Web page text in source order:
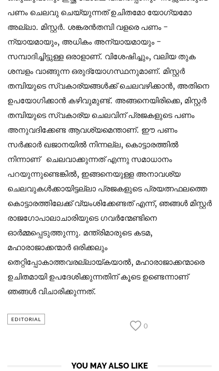
പണം ചെലവു ചെയ്യുന്നത് ഉചിതമോ യോഗ്യമോ
അല്ലാ. മിസ്റ്റർ. ശങ്കരൻതമ്പി വളരെ പണം -
ന്യായമായും, അധികം അന്യായമായും -
സമ്പാദിച്ചിട്ടുള്ള ഒരാളാണ്. വിശേഷിച്ചും, വലിയ തുക
ശമ്പളം വാങ്ങുന്ന ഒരുദ്യോഗസ്ഥനുമാണ്. മിസ്റ്റർ
തമ്പിയുടെ സ്വകാര്യങ്ങൾക്ക് ചെലവഴിക്കാൻ, അതിനെ
ഉപയോഗിക്കാൻ കഴിവുമുണ്ട്. അങ്ങനെയിരിക്കെ, മിസ്റ്റർ
തമ്പിയുടെ സ്വകാര്യ ചെലവിന് പ്രജകളുടെ പണം
അനുവദിക്കേണ്ട ആവശ്യമെന്താണ്. ഈ പണം
സർക്കാർ ഖജാനയിൽ നിന്നല്ല, കൊട്ടാരത്തില്‍
നിന്നാണ് ചെലവാക്കുന്നത് എന്നു സമാധാനം
പറയുന്നുണ്ടെങ്കിൽ, ഇങ്ങനെയുള്ള അനാവശ്യ
ചെലവുകൾക്കായിട്ടല്ലാ പ്രജകളുടെ പ്രയത്നഫലത്തെ
കൊട്ടാരത്തിലേക്ക് വ്യംശിക്കേണ്ടത് എന്ന്, ഞങ്ങൾ മിസ്റ്റർ
രാജഗോപാലാചാരിയുടെ ഗവർന്മേണ്ടിനെ
ഓർമ്മപ്പെടുത്തുന്നു. മന്ത്രിമാരുടെ കടമ,
മഹാരാജാക്കന്മാർ ഒരിക്കലും
തെറ്റിപ്പോകാത്തവരല്ലായ്കയാൽ, മഹാരാജാക്കന്മാരെ
ഉചിതമായി ഉപദേശിക്കുന്നതിന് കൂടെ ഉണ്ടെന്നാണ്
ഞങ്ങൾ വിചാരിക്കുന്നത്.
EDITORIAL
0
YOU MAY ALSO LIKE